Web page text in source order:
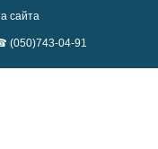
сайта
(050)743-04-91